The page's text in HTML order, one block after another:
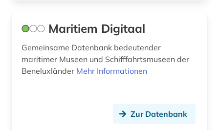
mineralogie (1)
mitbestimmung (1)
mitteleuropa (1)
Maritiem Digitaal
Gemeinsame Datenbank bedeutender
maritimer Museen und Schifffahrtsmuseen der
Beneluxländer Mehr Informationen
Zur Datenbank